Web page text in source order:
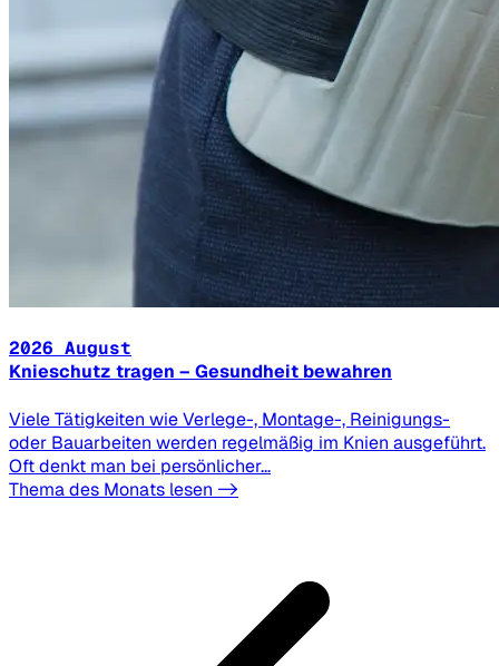
2026 August
Knieschutz tragen – Gesundheit bewahren
Viele Tätigkeiten wie Verlege-, Montage-, Reinigungs-
oder Bauarbeiten werden regelmäßig im Knien ausgeführt.
Oft denkt man bei persönlicher...
Thema des Monats lesen ->